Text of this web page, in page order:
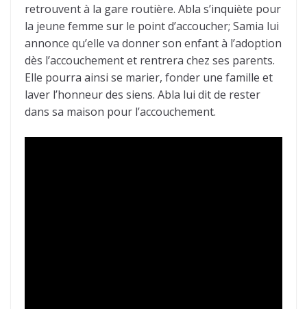
retrouvent à la gare routière. Abla s’inquiète pour
la jeune femme sur le point d’accoucher; Samia lui
annonce qu’elle va donner son enfant à l’adoption
dès l’accouchement et rentrera chez ses parents.
Elle pourra ainsi se marier, fonder une famille et
laver l’honneur des siens. Abla lui dit de rester
dans sa maison pour l’accouchement.